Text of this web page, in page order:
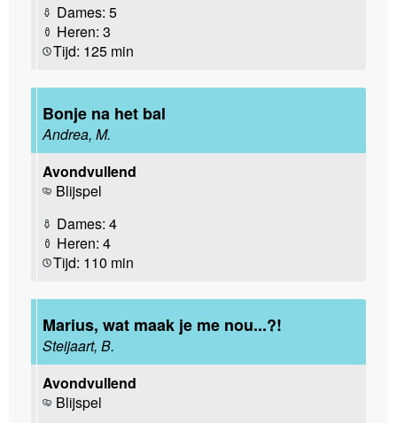
Dames: 5
Heren: 3
Tijd: 125 min
Bonje na het bal
Andrea, M.
Avondvullend
Blijspel
Dames: 4
Heren: 4
Tijd: 110 min
Marius, wat maak je me nou...?!
Steijaart, B.
Avondvullend
Blijspel